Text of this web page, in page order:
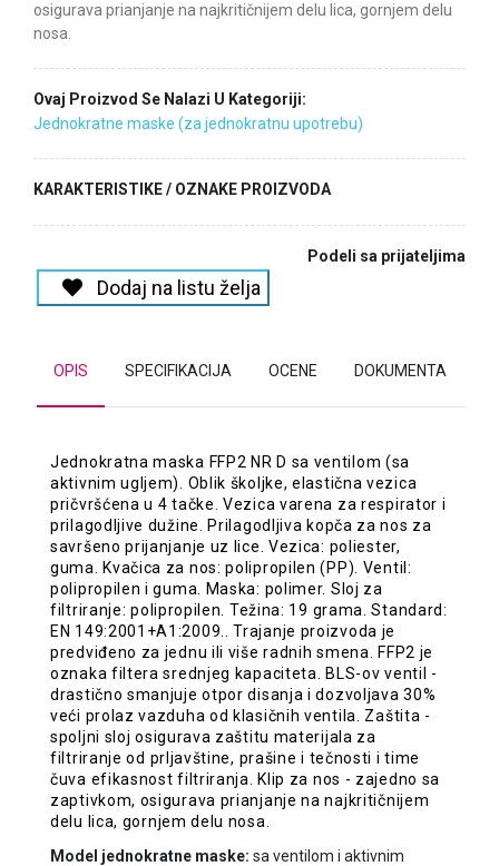
osigurava prianjanje na najkritičnijem delu lica, gornjem delu
nosa.
Ovaj Proizvod Se Nalazi U Kategoriji:
Jednokratne maske (za jednokratnu upotrebu)
KARAKTERISTIKE / OZNAKE PROIZVODA
Podeli sa prijateljima
Dodaj na listu želja
OPIS SPECIFIKACIJA OCENE DOKUMENTA
Jednokratna maska FFP2 NR D sa ventilom (sa
aktivnim ugljem). Oblik školjke, elastična vezica
pričvršćena u 4 tačke. Vezica varena za respirator i
prilagodljive dužine. Prilagodljiva kopča za nos za
savršeno prijanjanje uz lice. Vezica: poliester,
guma. Kvačica za nos: polipropilen (PP). Ventil:
polipropilen i guma. Maska: polimer. Sloj za
filtriranje: polipropilen. Težina: 19 grama. Standard:
EN 149:2001+A1:2009.. Trajanje proizvoda je
predviđeno za jednu ili više radnih smena. FFP2 je
oznaka filtera srednjeg kapaciteta. BLS-ov ventil -
drastično smanjuje otpor disanja i dozvoljava 30%
veći prolaz vazduha od klasičnih ventila. Zaštita -
spoljni sloj osigurava zaštitu materijala za
filtriranje od prljavštine, prašine i tečnosti i time
čuva efikasnost filtriranja. Klip za nos - zajedno sa
zaptivkom, osigurava prianjanje na najkritičnijem
delu lica, gornjem delu nosa.
Model jednokratne maske: sa ventilom i aktivnim